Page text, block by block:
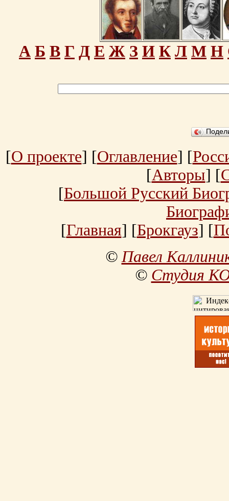
А Б В Г Д Е Ж З И К Л М Н
[О проекте] [Оглавление] [
[Авторы] [
[Большой Русский
[Главная] [Брокгауз] [
©Павел
© Студия